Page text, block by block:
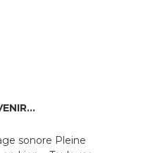
sonore Pleine